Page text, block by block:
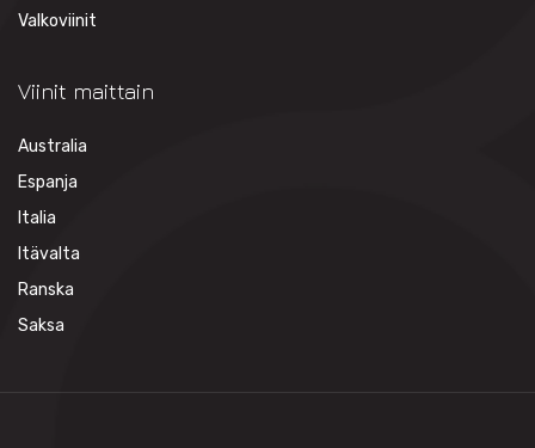
Valkoviinit
Viinit maittain
Australia
Espanja
Italia
Itävalta
Ranska
Saksa